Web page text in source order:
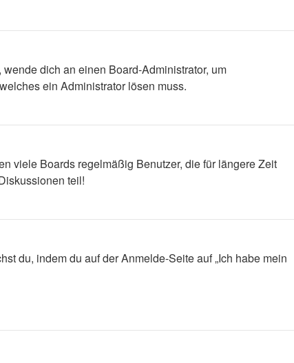
dich an einen Board-Administrator, um
ein Administrator lösen muss.
viele Boards regelmäßig Benutzer, die für längere Zeit
teil!
du, indem du auf der Anmelde-Seite auf „Ich habe mein